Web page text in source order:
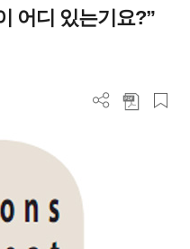
어디 있는기요?”